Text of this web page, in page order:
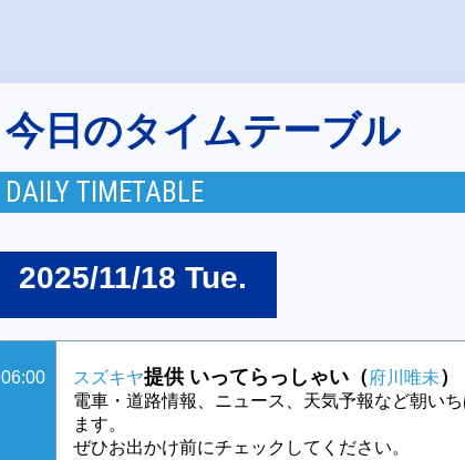
今日のタイムテーブル
DAILY TIMETABLE
2025/11/18 Tue.
06:00 スズキヤ提供 いってらっしゃい（ 府川唯未）
電車・道路情報、ニュース、天気予報など朝い
ます。
ぜひお出かけ前にチェックしてください。